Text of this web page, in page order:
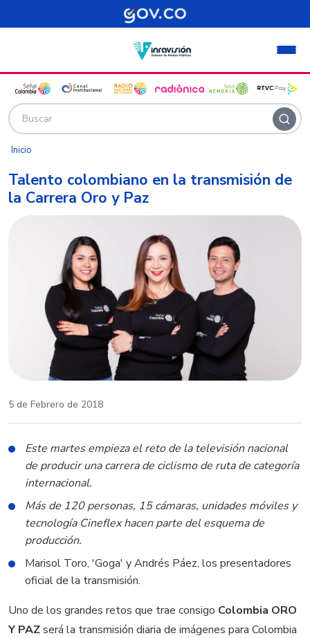
Pasar al contenido principal
Inicio
Talento colombiano en la transmisión de
la Carrera Oro y Paz
5 de Febrero de 2018
Este martes empieza el reto de la televisión nacional
de producir una carrera de ciclismo de ruta de categoría
internacional.
Más de 120 personas, 15 cámaras, unidades móviles y
tecnología Cineflex hacen parte del esquema de
producción.
Marisol Toro, 'Goga' y Andrés Páez, los presentadores
oficial de la transmisión.
Uno de los grandes retos que trae consigo Colombia ORO
Y PAZserá la transmisión diaria de imágenes para Colombia